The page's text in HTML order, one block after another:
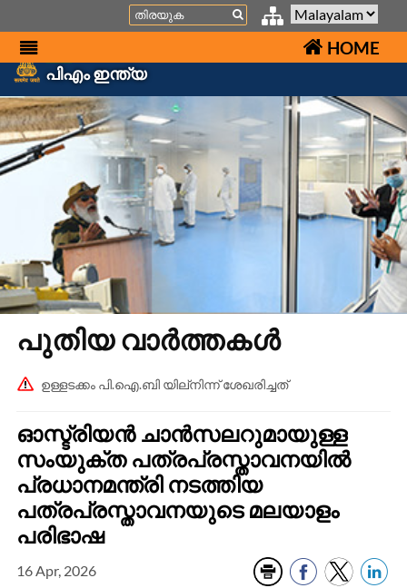
Search
HOME
പിഎം ഇന്ത്യ
പുതിയ വാർത്തകൾ
ഉള്ളടക്കം പി.ഐ.ബി യില്നിന്ന് ശേഖരിച്ചത്
ഓസ്ട്രിയൻ ചാൻസലറുമായുള്ള
സംയുക്ത പത്രപ്രസ്താവനയിൽ
പ്രധാനമന്ത്രി നടത്തിയ
പത്രപ്രസ്താവനയുടെ മലയാളം
പരിഭാഷ
16 Apr, 2026